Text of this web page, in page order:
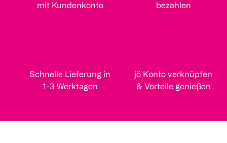
mit Kundenkonto
bezahlen
Schnelle Lieferung in
1-3 Werktagen
jö Konto verknüpfen
& Vorteile genießen